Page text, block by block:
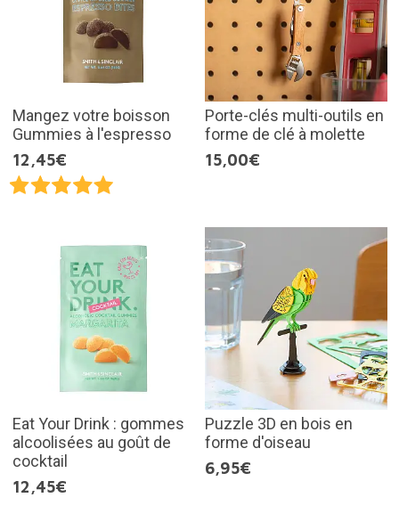
Mangez votre boisson
Gummies à l'espresso
12,45€
Porte-clés multi-outils en
forme de clé à molette
15,00€
Eat Your Drink : gommes
alcoolisées au goût de
cocktail
12,45€
Puzzle 3D en bois en
forme d'oiseau
6,95€